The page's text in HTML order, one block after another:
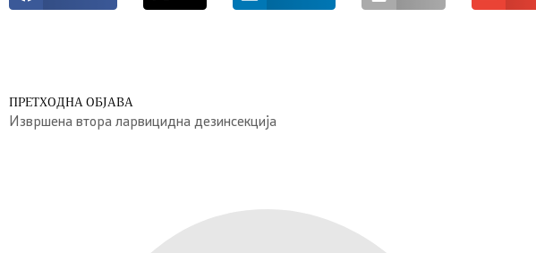
ПРЕТХОДНА ОБЈАВА
Извршена втора ларвицидна дезинсекција